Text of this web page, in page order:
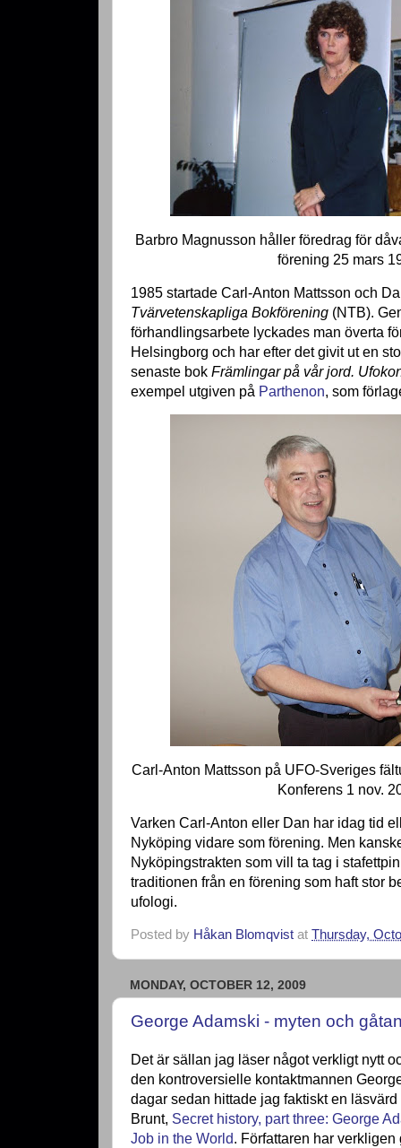
Barbro Magnusson håller föredrag för
förening 25 mars
1985 startade Carl-Anton Mattsson och
Tvärvetenskapliga Bokförening (NTB).
förhandlingsarbete lyckades man överta
Helsingborg och har efter det givit ut en
senaste bok Främlingar på vår jord.
exempel utgiven på Parthenon, som
Carl-Anton Mattsson på UFO-Sveriges
Konferens 1 nov.
Varken Carl-Anton eller Dan har idag tid
Nyköping vidare som förening. Men
Nyköpingstrakten som vill ta tag i
traditionen från en förening som haft stor
ufologi.
Posted by Håkan Blomqvist at Thursday,
MONDAY, OCTOBER 12, 2009
George Adamski - myten och
Det är sällan jag läser något verkligt nytt
den kontroversielle kontaktmannen
dagar sedan hittade jag faktiskt en
Brunt, Secret history, part three: George
Job in the World. Författaren har